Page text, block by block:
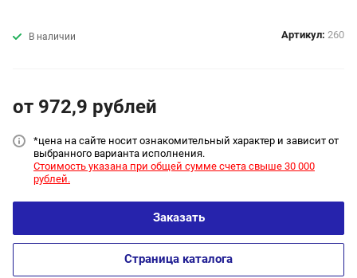
В наличии Артикул: 260
от 972,9 рублей
*цена на сайте носит ознакомительный характер и зависит от
выбранного варианта исполнения.
Стоимость указана при общей сумме счета свыше 30 000
рублей.
Заказать
Страница каталога